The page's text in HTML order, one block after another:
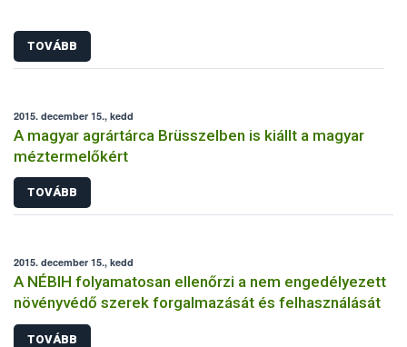
TOVÁBB
2015. december 15., kedd
A magyar agrártárca Brüsszelben is kiállt a magyar
méztermelőkért
TOVÁBB
2015. december 15., kedd
A NÉBIH folyamatosan ellenőrzi a nem engedélyezett
növényvédő szerek forgalmazását és felhasználását
TOVÁBB